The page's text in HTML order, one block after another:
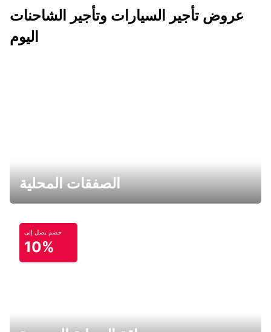
عروض تأجير السيارات وتأجير الشاحنات
اليوم
الصفقات المحلية
خصم يصل إلى
10%